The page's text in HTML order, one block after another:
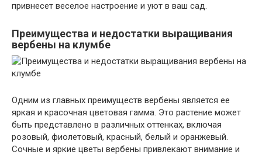
привнесет веселое настроение и уют в ваш сад.
Преимущества и недостатки выращивания
вербены на клумбе
Одним из главных преимуществ вербены является ее
яркая и красочная цветовая гамма. Это растение может
быть представлено в различных оттенках, включая
розовый, фиолетовый, красный, белый и оранжевый.
Сочные и яркие цветы вербены привлекают внимание и